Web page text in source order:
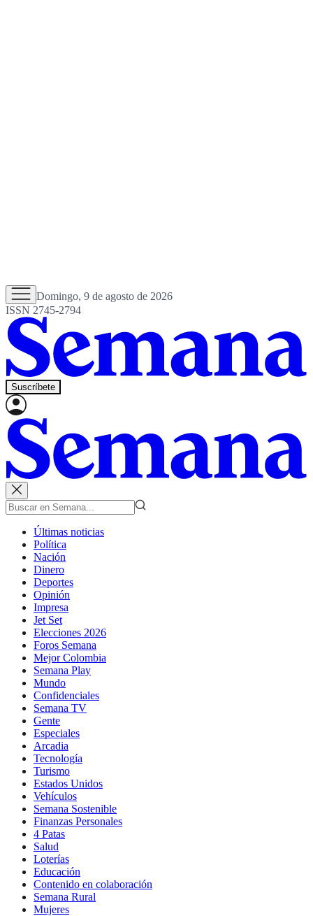
Domingo, 9 de agosto de 2026
ISSN 2745-2794
Suscríbete
Últimas noticias
Política
Nación
Dinero
Deportes
Opinión
Impresa
Jet Set
Elecciones 2026
Foros Semana
Mejor Colombia
Semana Play
Mundo
Confidenciales
Semana TV
Gente
Especiales
Arcadia
Tecnología
Turismo
Estados Unidos
Vehículos
Semana Sostenible
Finanzas Personales
4 Patas
Salud
Loterías
Educación
Contenido en colaboración
Semana Rural
Mujeres